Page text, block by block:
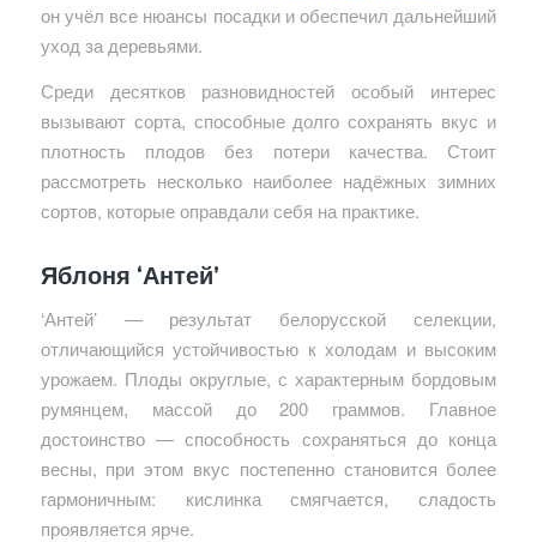
он учёл все нюансы посадки и обеспечил дальнейший
уход за деревьями.
Среди десятков разновидностей особый интерес
вызывают сорта, способные долго сохранять вкус и
плотность плодов без потери качества. Стоит
рассмотреть несколько наиболее надёжных зимних
сортов, которые оправдали себя на практике.
Яблоня ‘Антей’
‘Антей’ — результат белорусской селекции,
отличающийся устойчивостью к холодам и высоким
урожаем. Плоды округлые, с характерным бордовым
румянцем, массой до 200 граммов. Главное
достоинство — способность сохраняться до конца
весны, при этом вкус постепенно становится более
гармоничным: кислинка смягчается, сладость
проявляется ярче.